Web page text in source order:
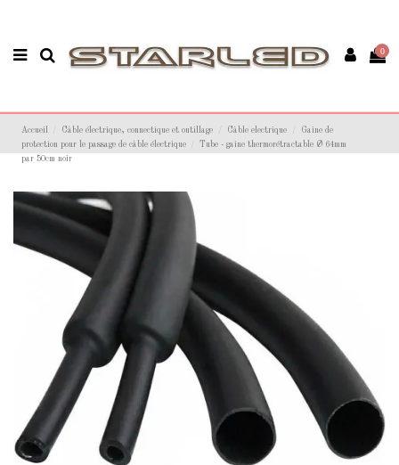
0
Accueil Câble électrique, connectique et outillage Câble electrique
Gaine de
protection pour le passage de câble électrique
Tube - gaine thermorétractable Ø 64mm
par 50cm noir